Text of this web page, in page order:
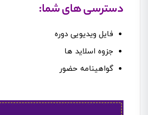
دسترسی های شما:
فایل ویدیویی دوره
جزوه اسلاید ها
گواهینامه حضور